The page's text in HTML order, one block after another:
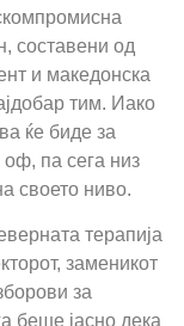
составени од
и македонска
тим. Иако
ќе биде за
па сега низ
своето ниво.
терапија
заменикот
за
беше јасно дека